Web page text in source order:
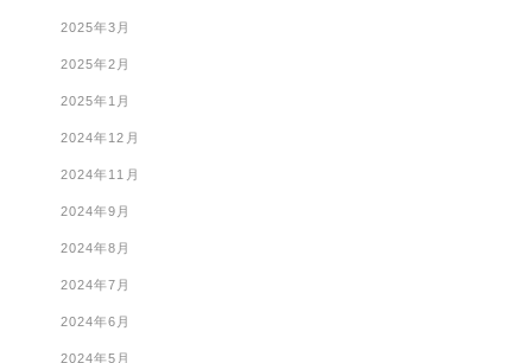
2025年3月
2025年2月
2025年1月
2024年12月
2024年11月
2024年9月
2024年8月
2024年7月
2024年6月
2024年5月